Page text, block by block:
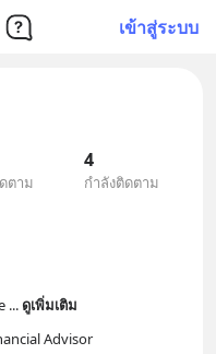
เข้าสู่ระบบ
ตาม
4
กำลังติดตาม
... ดูเพิ่มเติม